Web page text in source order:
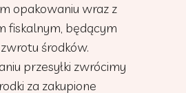
opakowaniu wraz z
fiskalnym, będącym
środków.
przesyłki zwrócimy
za zakupione